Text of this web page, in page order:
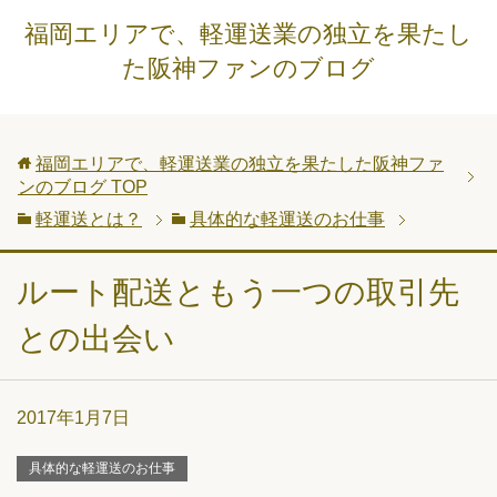
福岡エリアで、軽運送業の独立を果たし
た阪神ファンのブログ
福岡エリアで、軽運送業の独立を果たした阪神ファ
ンのブログ TOP
軽運送とは？
具体的な軽運送のお仕事
ルート配送ともう一つの取引先
との出会い
2017年1月7日
具体的な軽運送のお仕事